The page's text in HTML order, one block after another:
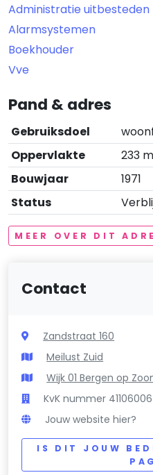
Administratie uitbesteden
Alarmsystemen
Boekhouder
Vve
Pand & adres
Gebruiksdoel
Oppervlakte
233
Bouwjaar
1971
Status
MEER OVER DIT
Contact
Zandstraat 160
Meilust Zuid
Wijk 01 Bergen op
KvK nummer 41106006
Jouw website hier?
IS DIT JOUW